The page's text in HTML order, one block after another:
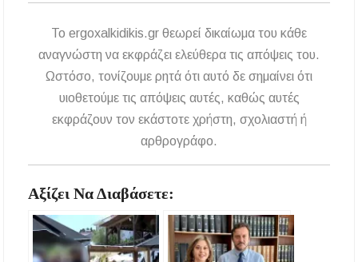
To ergoxalkidikis.gr θεωρεί δικαίωμα του κάθε
αναγνώστη να εκφράζει ελεύθερα τις απόψεις του.
Ωστόσο, τονίζουμε ρητά ότι αυτό δε σημαίνει ότι
υιοθετούμε τις απόψεις αυτές, καθώς αυτές
εκφράζουν τον εκάστοτε χρήστη, σχολιαστή ή
αρθρογράφο.
Αξίζει Να Διαβάσετε: